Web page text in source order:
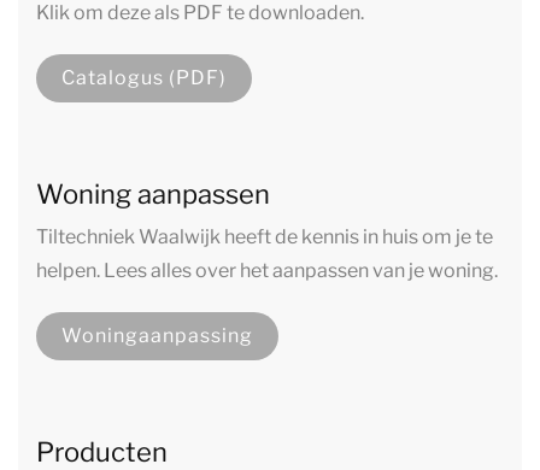
Klik om deze als PDF te downloaden.
Catalogus (PDF)
Woning aanpassen
Tiltechniek Waalwijk heeft de kennis in huis om je te
helpen. Lees alles over het aanpassen van je woning.
Woningaanpassing
Producten